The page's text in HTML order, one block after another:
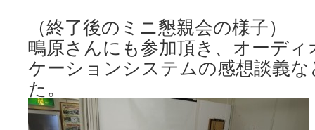
（終了後のミニ懇親会の様子）
鴫原さんにも参加頂き、オーデ
ケーションシステムの感想談義
た。